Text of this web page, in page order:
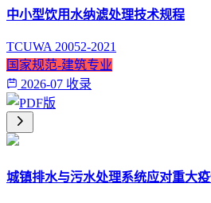
中小型饮用水纳滤处理技术规程
TCUWA 20052-2021
国家规范-建筑专业
2026-07 收录
城镇排水与污水处理系统应对重大